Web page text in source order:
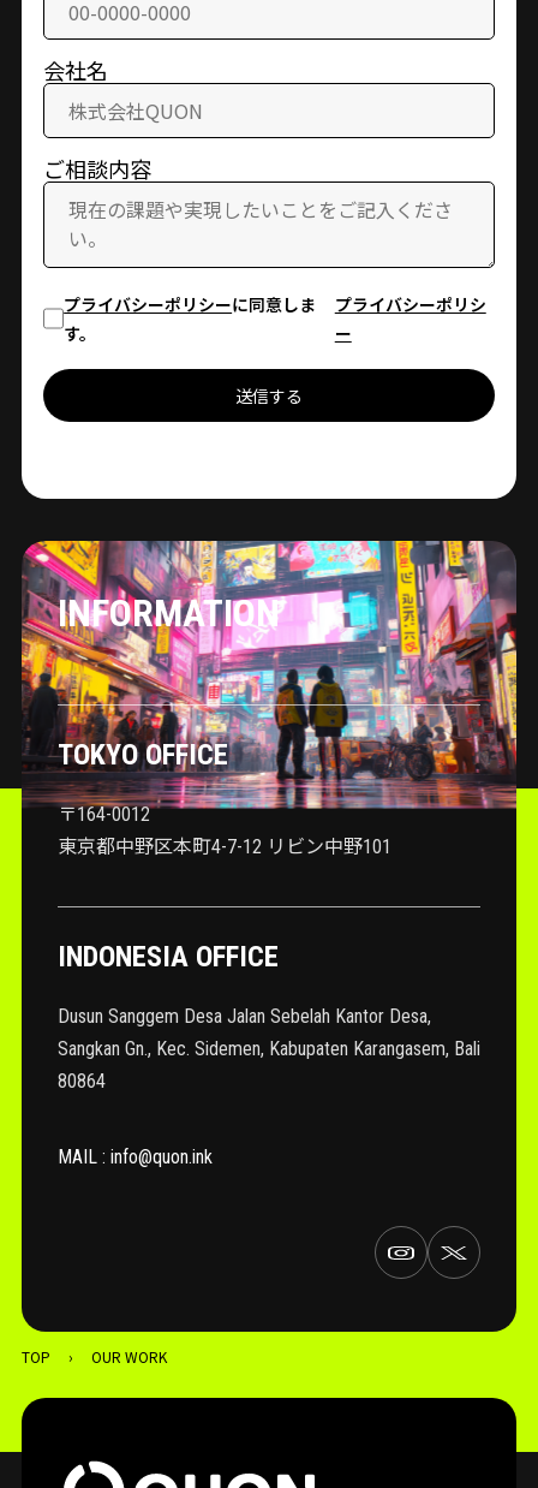
会社名
ご相談内容
プライバシーポリシーに同意しま
す。
プライバシーポリシ
ー
送信する
INFORMATION
TOKYO OFFICE
〒164-0012
東京都中野区本町4-7-12 リビン中野101
INDONESIA OFFICE
Dusun Sanggem Desa Jalan Sebelah Kantor Desa,
Sangkan Gn., Kec. Sidemen, Kabupaten Karangasem, Bali
80864
MAIL : info@quon.ink
TOP › OUR WORK